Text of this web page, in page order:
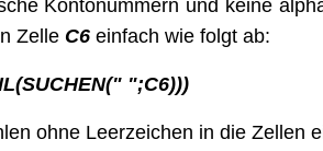
Kontonummern und keine
Zelle C6 einfach wie folgt ab:
";C6)))
ohne Leerzeichen in die Zellen